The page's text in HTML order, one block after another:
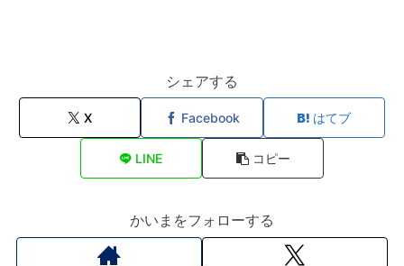
シェアする
X Facebook はてブ
LINE コピー
かいまをフォローする